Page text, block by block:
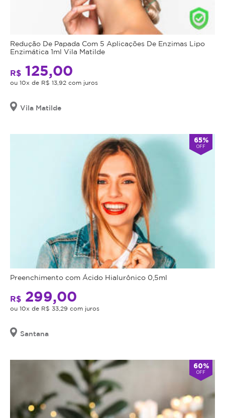
Redução De Papada Com 5 Aplicações De Enzimas Lipo
Enzimática 1ml Vila Matilde
R$ 125,00
ou 10x de R$ 13,92 com juros
Vila Matilde
65%
OFF
Preenchimento com Ácido Hialurônico 0,5ml
R$ 299,00
ou 10x de R$ 33,29 com juros
Santana
60%
OFF